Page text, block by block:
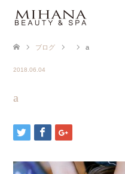
ブログ a
2018.06.04
a